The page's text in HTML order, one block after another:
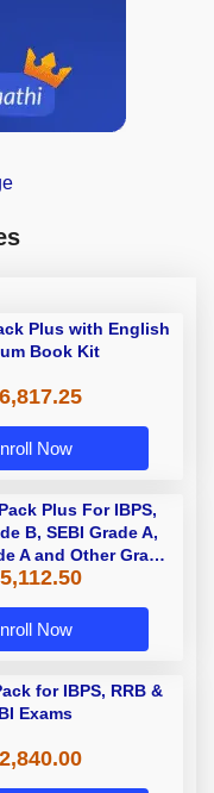
Plus with English
Book Kit
Now
Plus For IBPS,
B, SEBI Grade A,
A and Other Grade
B Bank Exams
Now
for IBPS, RRB &
Exams